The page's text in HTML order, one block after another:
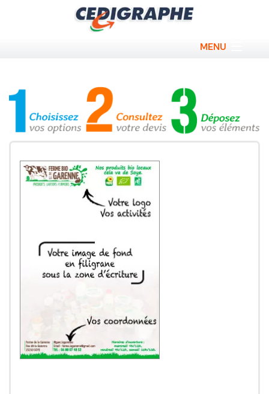
MENU
Carnet publicitaire
Conférencier personnalisé
Sous main personnalisé
Qui sommes nous ?
Contact